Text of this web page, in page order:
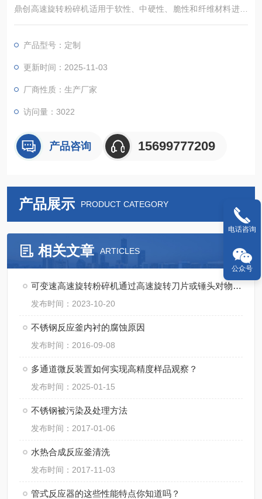
鼎创高速旋转粉碎机适用于软性、中硬性、脆性和纤维材料进行
快速的细粉碎处理。基于其可靠率的粉碎技术和内容丰富的配
备，样品只在粉碎腔内滞留很短的时间，因此样品本身的性质不
会在制样过程中发生改变，能够保证可信的分析结果，是质量控
产品型号：定制
更新时间：2025-11-03
厂商性质：生产厂家
访问量：3022
产品咨询 15699777209
产品展示 PRODUCT CATEGORY
相关文章 ARTICLES
可变速高速旋转粉碎机通过高速旋转刀片或锤头对物料进行粉碎
发布时间：2023-10-20
不锈钢反应釜内衬的腐蚀原因
发布时间：2016-09-08
多通道微反装置如何实现高精度样品观察？
发布时间：2025-01-15
不锈钢被污染及处理方法
发布时间：2017-01-06
水热合成反应釜清洗
发布时间：2017-11-03
管式反应器的这些性能特点你知道吗？
电话咨询
公众号